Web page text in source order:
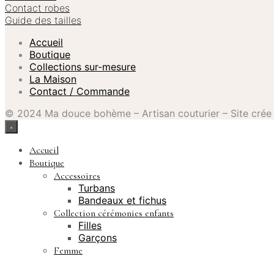
Contact robes
Guide des tailles
Accueil
Boutique
Collections sur-mesure
La Maison
Contact / Commande
© 2024 Ma douce bohème – Artisan couturier – Site crée
×
Accueil
Boutique
Accessoires
Turbans
Bandeaux et fichus
Collection cérémonies enfants
Filles
Garçons
Femme